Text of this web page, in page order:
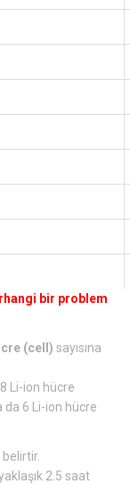
bir problem
(cell) sayısına
Li-ion hücre
da 6 Li-ion hücre
belirtir.
2.5 saat